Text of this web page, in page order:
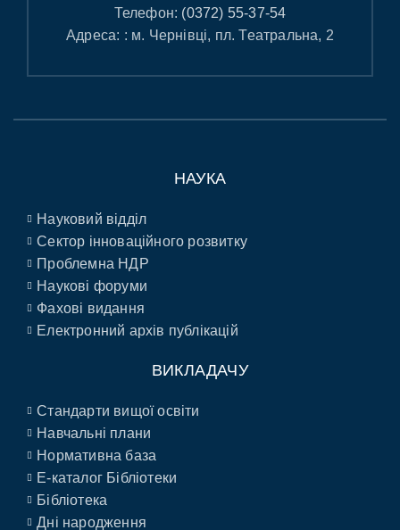
Телефон: (0372) 55-37-54
Адреса: : м. Чернівці, пл. Театральна, 2
НАУКА
Науковий відділ
Сектор інноваційного розвитку
Проблемна НДР
Наукові форуми
Фахові видання
Електронний архів публікацій
ВИКЛАДАЧУ
Стандарти вищої освіти
Навчальні плани
Нормативна база
E-каталог Бібліотеки
Бібліотека
Дні народження